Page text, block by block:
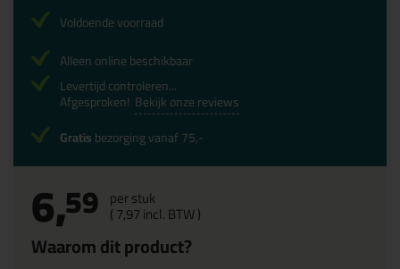
6,59 per stuk
(7,97incl. BTW )
Waarom dit product?
Voldoende voorraad
Alleen online beschikbaar
Levertijd controleren...
Afgesproken! Bekijk onze reviews
Gratisbezorging vanaf 75,-